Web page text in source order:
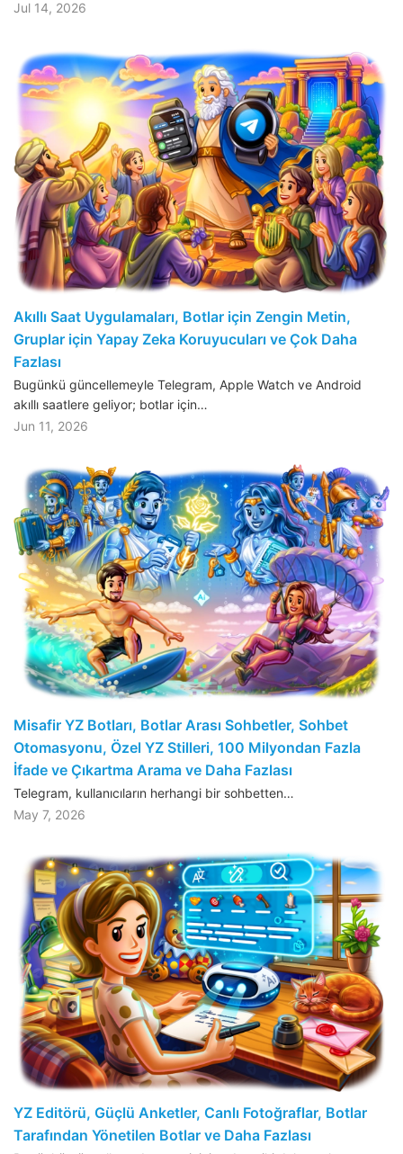
Jul 14, 2026
Akıllı Saat Uygulamaları, Botlar için Zengin Metin,
Gruplar için Yapay Zeka Koruyucuları ve Çok Daha
Fazlası
Bugünkü güncellemeyle Telegram, Apple Watch ve Android
akıllı saatlere geliyor; botlar için…
Jun 11, 2026
Misafir YZ Botları, Botlar Arası Sohbetler, Sohbet
Otomasyonu, Özel YZ Stilleri, 100 Milyondan Fazla
İfade ve Çıkartma Arama ve Daha Fazlası
Telegram, kullanıcıların herhangi bir sohbetten…
May 7, 2026
YZ Editörü, Güçlü Anketler, Canlı Fotoğraflar, Botlar
Tarafından Yönetilen Botlar ve Daha Fazlası